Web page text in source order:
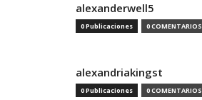
alexanderwell5
0 Publicaciones 0 COMENTARIOS
alexandriakingst
0 Publicaciones 0 COMENTARIOS